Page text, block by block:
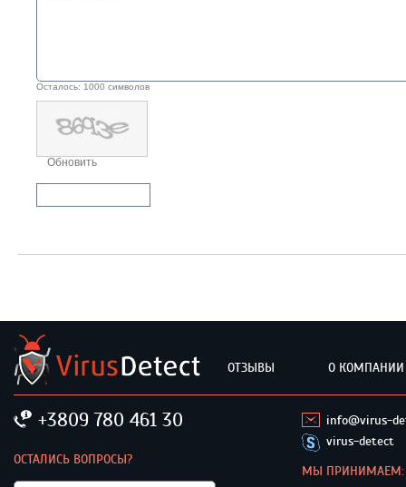
Осталось: 1000 символов
Обновить
ОТЗЫВЫ О КОМПАНИИ
+3809 780 461 30
ОСТАЛИСЬ ВОПРОСЫ?
info@virus-
virus-detect
МЫ ПРИНИМАЕМ: